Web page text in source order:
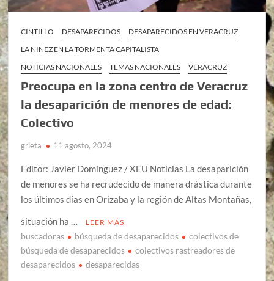
CINTILLO DESAPARECIDOS
DESAPARECIDOS EN VERACRUZ
LA NIÑEZ EN LA TORMENTA CAPITALISTA
NOTICIAS NACIONALES
TEMAS NACIONALES VERACRUZ
Preocupa en la zona centro de Veracruz
la desaparición de menores de edad:
Colectivo
grieta 11 agosto, 2024
Editor: Javier Domínguez / XEU Noticias La desaparición
de menores se ha recrudecido de manera drástica durante
los últimos días en Orizaba y la región de Altas Montañas,
situación ha …
LEER MÁS
buscadoras búsqueda de desaparecidos
colectivos de
búsqueda de desaparecidos
colectivos rastreadores de
desaparecidos
desaparecidas